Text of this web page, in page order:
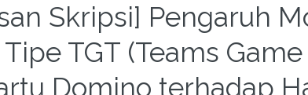
Skripsi] Pengaruh
TGT (Teams
Domino terhadap